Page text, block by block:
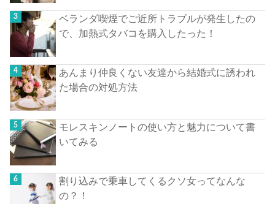
ベランダ喫煙でご近所トラブルが発生したの
で、加熱式タバコを購入したった！
あんまり仲良くない友達から結婚式に誘われ
た場合の対処方法
モレスキンノートの使い方と魅力について書
いてみる
割り込みで乗車してくるクソ女ってなんな
の？！